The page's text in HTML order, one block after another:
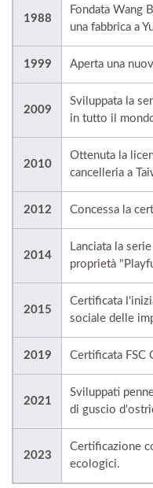
1988
Fondata Wang
una fabbrica a
1999 Aperta una
2009
Sviluppata la
in tutto il
2010
Ottenuta la
cancelleria a
2012 Concessa la
2014
Lanciata la
proprietà
2015
Certificata
sociale delle
2019 Certificata FSC
2021
Sviluppati
di guscio
2023
Certificazione
ecologici.